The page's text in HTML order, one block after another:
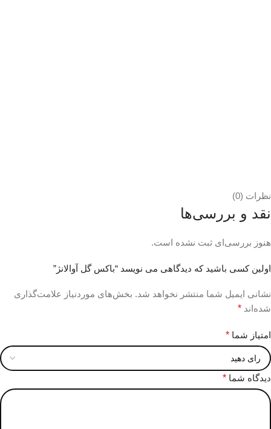
نظرات (0)
نقد و بررسی‌ها
هنوز بررسی‌ای ثبت نشده است.
اولین کسی باشید که دیدگاهی می نویسد “باکس گل آوالانژ”
نشانی ایمیل شما منتشر نخواهد شد. بخش‌های موردنیاز علامت‌گذاری
شده‌اند *
امتیاز شما *
دیدگاه شما *